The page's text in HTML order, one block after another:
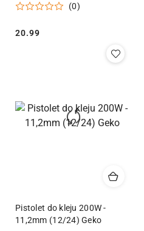
Geko
(0)
Cena:
20.99
Pistolet do kleju 200W -
11,2mm (12/24) Geko